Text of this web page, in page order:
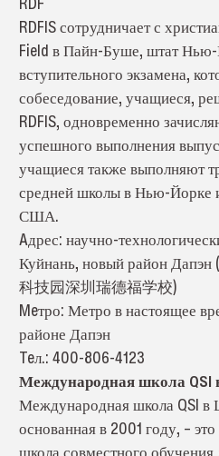
RDFIS сотрудничает с
Field в Пайн-Буше, штат
вступительного экзамена,
собеседование, учащиеся,
RDFIS, одновременно
успешного выполнения
учащиеся также выполняют
средней школы в Нью-Йорке
США.
Aдрес: научно-
Куйнань, новый район
科技园深圳瑞德福学校)
Meтро: Метро в настоящее
районе Дапэн
Teл.: 400-806-4123
Международная школа QSI
Международная школа QSI в
основанная в 2001 году, –